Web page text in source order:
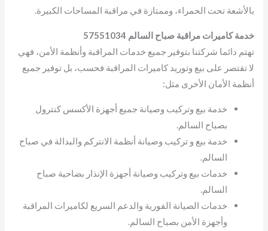
بالأشعة تحت الحمراء، وممتازة في مراقبة المساحات الكبيرة.
خدمة كاميرات مراقبة صباح السالم 57551034
تهتم دائما شركتنا بتوفير جميع خدمات المراقبة وأنظمة الأمن، فهي
لا تقتصر على بيع وتوريد كاميرات المراقبة فحسب، بل توفير جميع
أنظمة الأمان الأخرى مثل:
خدمة بيع وتركيب وصيانة جميع أجهزة الأكسس كنترول
بصباح السالم.
خدمة بيع و تركيب وصيانة أنظمة الانتركم والبدالة في صباح
السالم.
خدمات بيع وتركيب وصيانة أجهزة الإنذار بضاحية صباح
السالم.
خدمات الصيانة الفورية والدعم السريع لكاميرات المراقبة
وأجهزة الأمن بصباح السالم.